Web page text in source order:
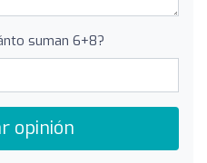
suman 6+8?
opinión